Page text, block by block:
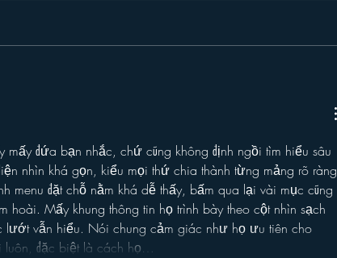
đứa bạn nhắc, chứ cũng không định ngồi tìm hiểu sâu
nhìn khá gọn, kiểu mọi thứ chia thành từng mảng rõ ràng
menu đặt chỗ nằm khá dễ thấy, bấm qua lại vài mục cũng
hoài. Mấy khung thông tin họ trình bày theo cột nhìn sạch
lướt vẫn hiểu. Nói chung cảm giác như họ ưu tiên cho
đặc biệt là cách họ…